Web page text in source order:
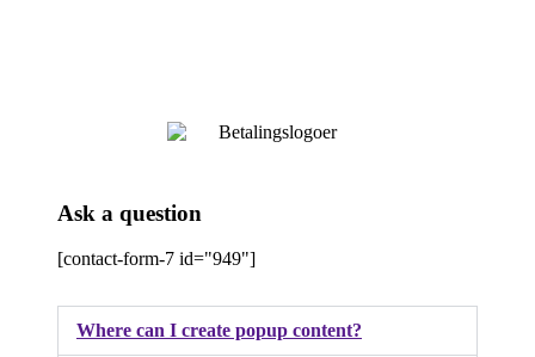
Ask a question
[contact-form-7 id="949"]
Where can I create popup content?